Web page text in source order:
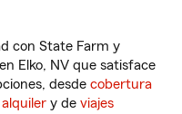
con State Farm y
en Elko, NV que satisface
desde cobertura
y de viajes